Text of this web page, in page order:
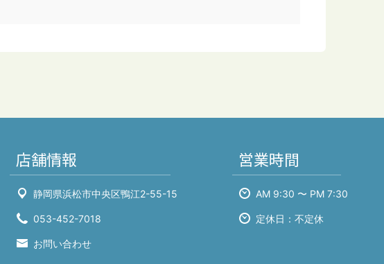
店舗情報
静岡県浜松市中央区鴨江2-55-15
053-452-7018
お問い合わせ
営業時間
AM 9:30 〜 PM 7:30
定休日：不定休